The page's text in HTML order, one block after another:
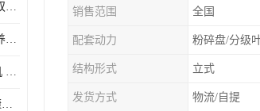
移动式多功能木材粉碎机 双进料口果树枝叶粉碎 木片边角料
木片刨花锯末粉碎机 家用养殖饲料玉米芯秸秆粉碎机械
中小型玉米秸秆锤片粉碎机 家用多功能打粉机 杂粮饲料粉碎设备
90KW煤粉颗粒造粒机 木糠稻壳制粒机 秸秆颗粒机
销售范围 全国
配套动力 粉碎盘/分级
结构形式 立式
发货方式 物流/自提